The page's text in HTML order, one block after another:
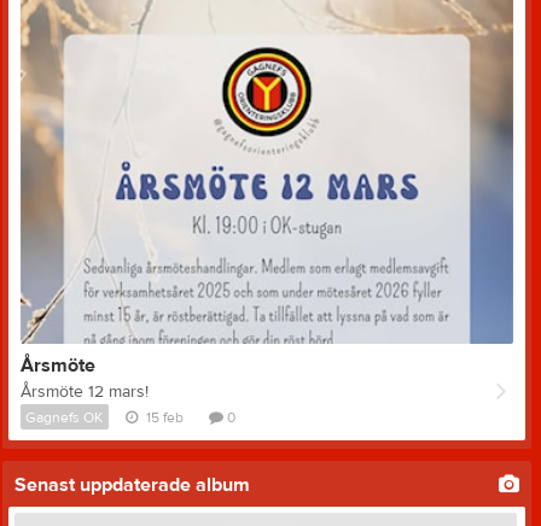
Årsmöte
Årsmöte 12 mars!
Gagnefs OK 15 feb 0
Senast uppdaterade album